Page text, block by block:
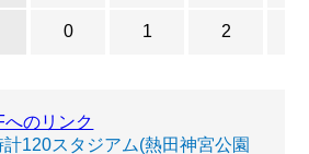
0 1 2
のリンク
120スタジアム(熱田神宮公園